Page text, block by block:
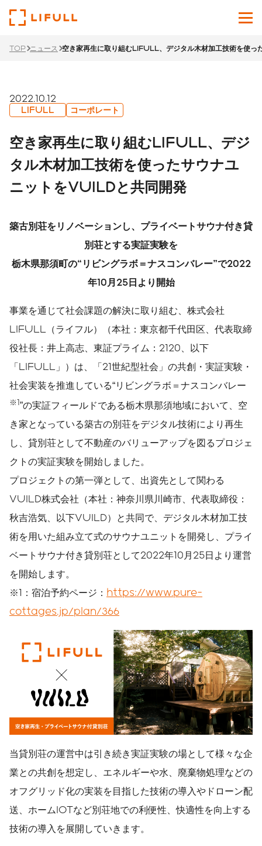
Japanese English
サービス
ニュース
サステナビリティ
TOP ニュース 空き家再生に取り組むLIFULL、デジタル木材加工技術を使っ
2022.10.12
LIFULL コーポレート
空き家再生に取り組むLIFULL、デジ
タル木材加工技術を使ったサウナユ
ニットをVUILDと共同開発
築古別荘をリノベーションし、プライベートサウナ付き貸
別荘とする実証実験を
栃木県那須町の“ リビングラボ＝ナスコンバレー”で2022
年10 月 25日より開始
事業を通じて社会課題の解決に取り組む、株式会社
LIFULL（ライフル）（本社：東京都千代田区、代表取締
役社長：井上高志、東証プライム：2120、以下
「LIFULL」）は、「21世紀型社会」の共創・実証実験・
社会実装を推進している“リビングラボ＝ナスコンバレー
※1”の実証フィールドである栃木県那須地域において、空
き家となっている築古の別荘をデジタル技術により再生
し、貸別荘として不動産のバリューアップを図るプロジェ
クトの実証実験を開始しました。
プロジェクトの第一弾として、出資先として関わる
VUILD株式会社（本社：神奈川県川崎市、代表取締役：
秋吉浩気、以下VUILD）と共同で、デジタル木材加工技
術を用いた組み立て式のサウナユニットを開発し、プライ
ベートサウナ付き貸別荘として2022年10月25日より運営
を開始します。
※1：宿泊予約ページ： https://www.pure-
cottages.jp/plan/366
当貸別荘の運営中は引き続き実証実験の場として様々な企
業との共創を想定し、エネルギーや水、廃棄物処理などの
オフグリッド化の実装を目指した技術の導入やドローン配
送、ホームIOTなど別荘地での利便性、快適性を向上する
技術の導入を展開していきます。